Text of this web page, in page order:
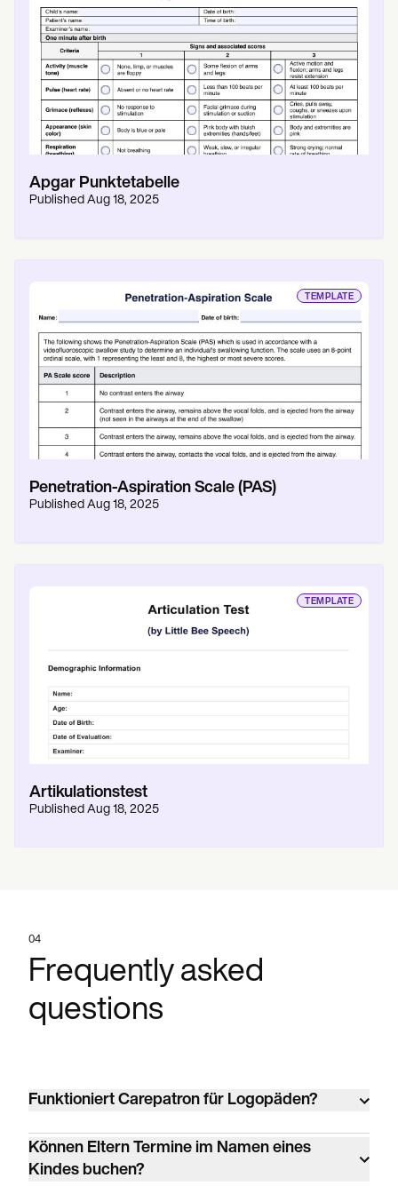
Apgar Punktetabelle
Published Aug 18, 2025
TEMPLATE
Penetration-Aspiration Scale (PAS)
Published Aug 18, 2025
TEMPLATE
Artikulationstest
Published Aug 18, 2025
04
Frequently asked
questions
Funktioniert Carepatron für Logopäden?
Ja. Carepatron wird von über 100
verschiedenen Klinikertypen in den
Bereichen Verhaltensgesundheit,
Können Eltern Termine im Namen eines
Kindes buchen?